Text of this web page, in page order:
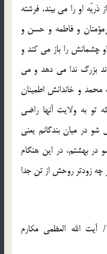
او را مى بیند، فرشته
و فاطمه و حسن و
چشمانش را باز مى كند و
بزرگ ندا مى دهد و مى
محمد و خاندانش اطمینان
تو به ولایت آنها راضى
در میان بندگانم یعنى
بهشتم، در این هنگام
زودتر روحش از تن جدا
منبع: گفتار معصومین(علیهم السلام)، جلد ۲/ آیت الله العظمی مكارم